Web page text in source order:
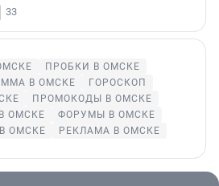
33
ПРОБКИ В ОМСКЕ
В ОМСКЕ
ГОРОСКОП
ПРОМОКОДЫ В ОМСКЕ
ОМСКЕ
ФОРУМЫ В ОМСКЕ
ОМСКЕ
РЕКЛАМА В ОМСКЕ